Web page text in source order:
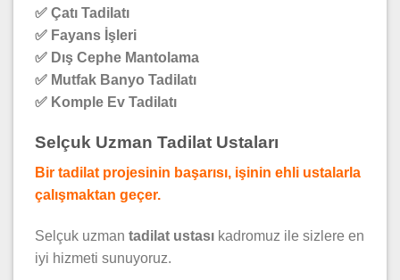
✅ Çatı Tadilatı
✅ Fayans İşleri
✅ Dış Cephe Mantolama
✅ Mutfak Banyo Tadilatı
✅ Komple Ev Tadilatı
Selçuk Uzman Tadilat Ustaları
Bir tadilat projesinin başarısı, işinin ehli ustalarla
çalışmaktan geçer.
Selçuk uzman tadilat ustası kadromuz ile sizlere en
iyi hizmeti sunuyoruz.